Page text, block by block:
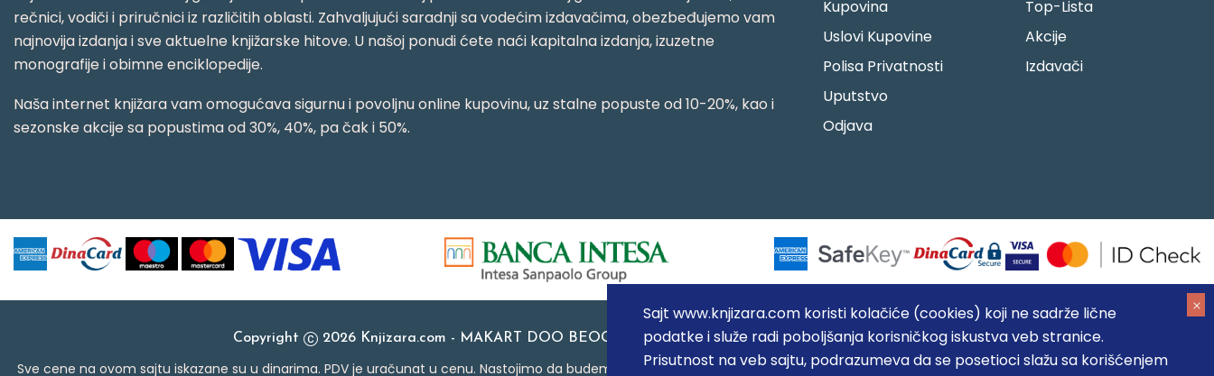
Sajt www.knjizara.com koristi kolačiće (cookies) koji ne sadrže lične
podatke i služe radi poboljšanja korisničkog iskustva veb stranice.
Prisutnost na veb sajtu, podrazumeva da se posetioci slažu sa korišćenjem
rečnici, vodiči i priručnici iz različitih oblasti. Zahvaljujući saradnji sa vodećim izdavačima, obezbeđujemo vam
najnovija izdanja i sve aktuelne knjižarske hitove. U našoj ponudi ćete naći kapitalna izdanja, izuzetne
monografije i obimne enciklopedije.
Naša internet knjižara vam omogućava sigurnu i povoljnu online kupovinu, uz stalne popuste od 10-20%, kao i
sezonske akcije sa popustima od 30%, 40%, pa čak i 50%.
Kupovina
Uslovi Kupovine
Polisa Privatnosti
Uputstvo
Odjava
Top-Lista
Akcije
Izdavači
Copyright 2026 Knjizara.com - MAKART DOO BEOGRAD (NOVI BEOGRAD), PIB: 105184104, MB: 20337524
Sve cene na ovom sajtu iskazane su u dinarima. PDV je uračunat u cenu. Nastojimo da budemo što precizniji u opisu proizvoda, prikazu slika i samih cena, ali ne možemo garantovati da su